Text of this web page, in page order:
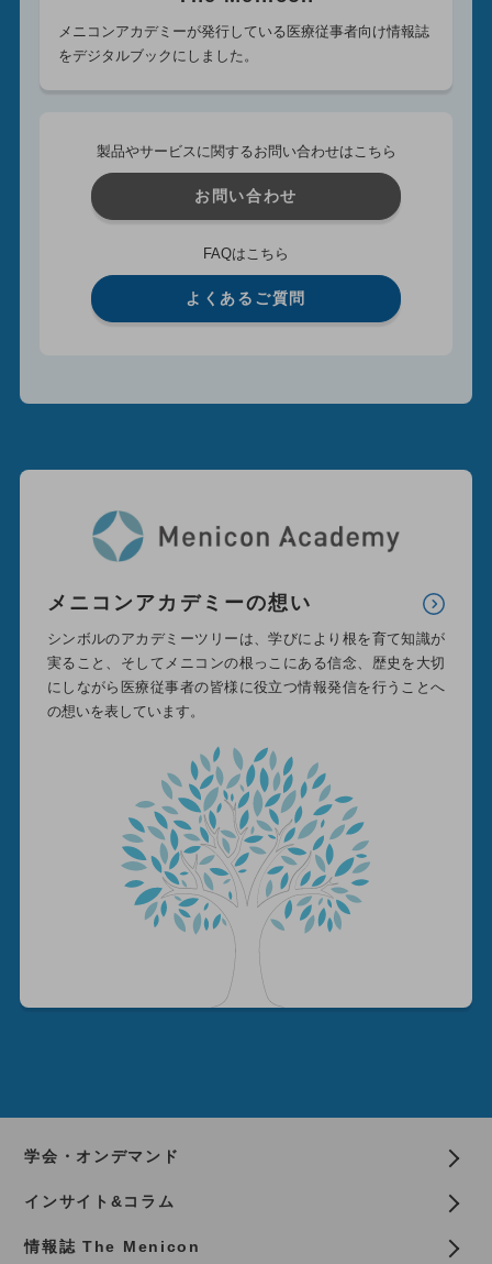
メニコンアカデミーが発行している医療従事者向け情報誌
をデジタルブックにしました。
製品やサービスに関するお問い合わせはこちら
お問い合わせ
FAQはこちら
よくあるご質問
メニコンアカデミーの想い
シンボルのアカデミーツリーは、学びにより根を育て知識が
実ること、そしてメニコンの根っこにある信念、歴史を大切
にしながら医療従事者の皆様に役立つ情報発信を行うことへ
の想いを表しています。
学会・オンデマンド
インサイト&コラム
情報誌 The Menicon